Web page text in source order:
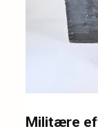
Militære